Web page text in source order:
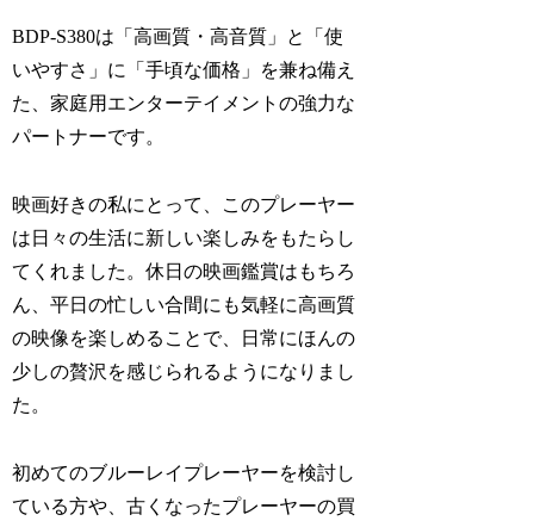
BDP-S380は「高画質・高音質」と「使
いやすさ」に「手頃な価格」を兼ね備え
た、家庭用エンターテイメントの強力な
パートナーです。
映画好きの私にとって、このプレーヤー
は日々の生活に新しい楽しみをもたらし
てくれました。休日の映画鑑賞はもちろ
ん、平日の忙しい合間にも気軽に高画質
の映像を楽しめることで、日常にほんの
少しの贅沢を感じられるようになりまし
た。
初めてのブルーレイプレーヤーを検討し
ている方や、古くなったプレーヤーの買